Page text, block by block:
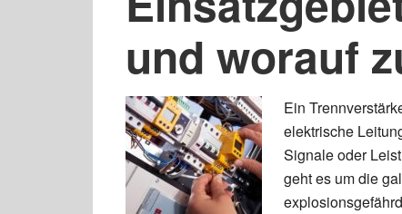
und worauf
Ein
elektrische
Signale oder
geht es um die